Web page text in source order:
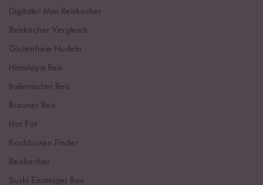
Digitaler Mini Reiskocher
Reiskocher Vergleich
Glutenfreie Nudeln
Himalaya Reis
Italienischer Reis
Brauner Reis
Hot Pot
Kochboxen Finder
Reisbecher
Sushi Einsteiger Box